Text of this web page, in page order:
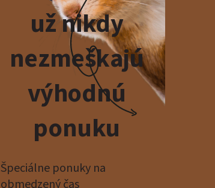
už nikdy
nezmeškajú
výhodnú
ponuku
Špeciálne ponuky na